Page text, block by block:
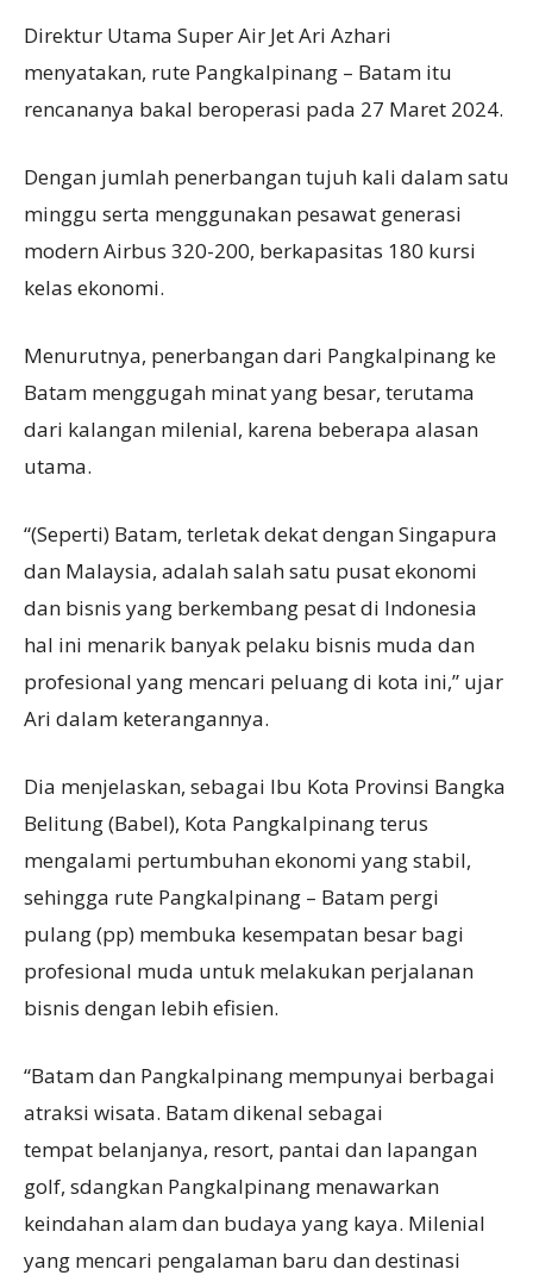
Direktur Utama Super Air Jet Ari Azhari
menyatakan, rute Pangkalpinang – Batam itu
rencananya bakal beroperasi pada 27 Maret 2024.
Dengan jumlah penerbangan tujuh kali dalam satu
minggu serta menggunakan pesawat generasi
modern Airbus 320-200, berkapasitas 180 kursi
kelas ekonomi.
Menurutnya, penerbangan dari Pangkalpinang ke
Batam menggugah minat yang besar, terutama
dari kalangan milenial, karena beberapa alasan
utama.
“(Seperti) Batam, terletak dekat dengan Singapura
dan Malaysia, adalah salah satu pusat ekonomi
dan bisnis yang berkembang pesat di Indonesia
hal ini menarik banyak pelaku bisnis muda dan
profesional yang mencari peluang di kota ini,” ujar
Ari dalam keterangannya.
Dia menjelaskan, sebagai Ibu Kota Provinsi Bangka
Belitung (Babel), Kota Pangkalpinang terus
mengalami pertumbuhan ekonomi yang stabil,
sehingga rute Pangkalpinang – Batam pergi
pulang (pp) membuka kesempatan besar bagi
profesional muda untuk melakukan perjalanan
bisnis dengan lebih efisien.
“Batam dan Pangkalpinang mempunyai berbagai
atraksi wisata. Batam dikenal sebagai
tempat belanjanya, resort, pantai dan lapangan
golf, sdangkan Pangkalpinang menawarkan
keindahan alam dan budaya yang kaya. Milenial
yang mencari pengalaman baru dan destinasi